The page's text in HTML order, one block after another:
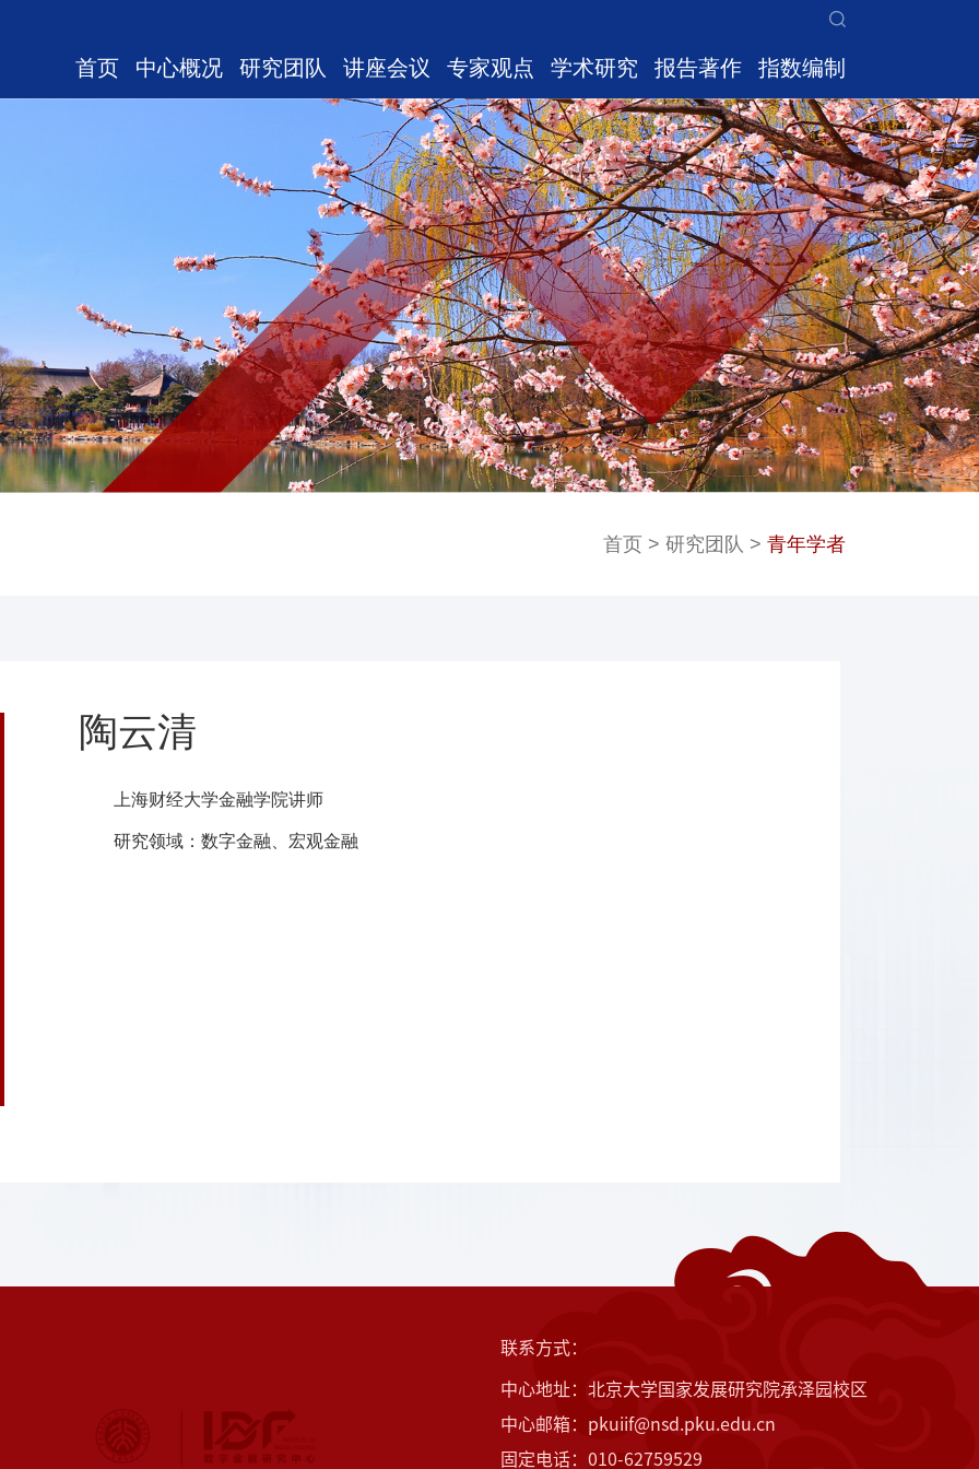
首页 中心概况 研究团队 讲座会议 专家观点 学术研究 报告著作 指数编制
首页 > 研究团队 > 青年学者
陶云清
上海财经大学金融学院讲师
研究领域：数字金融、宏观金融
联系方式：
中心地址：北京大学国家发展研究院承泽园校区
中心邮箱：pkuiif@nsd.pku.edu.cn
固定电话：010-62759529